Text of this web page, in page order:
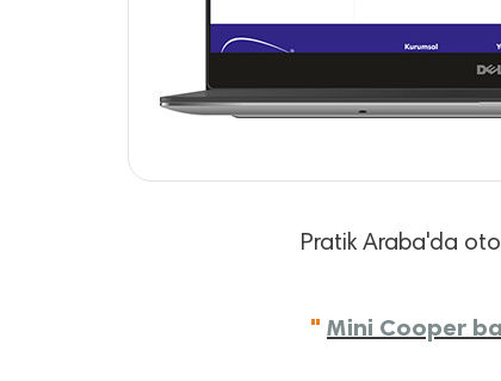
Pratik Araba'da oto
" Mini Cooper